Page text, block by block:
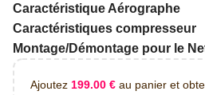
Caractéristique Aérographe
Caractéristiques compresseur
Montage/Démontage pour le
Ajoutez 199.00 €au panier et